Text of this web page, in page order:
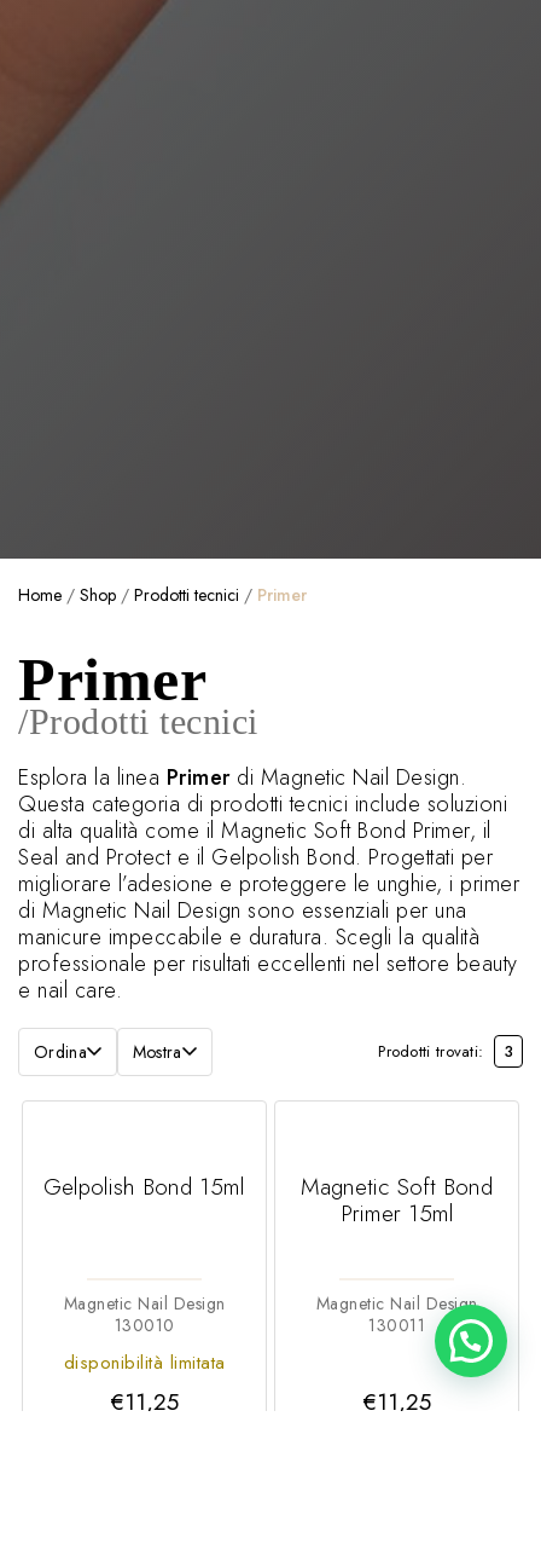
Home / Shop / Prodotti tecnici / Primer
Primer
/Prodotti tecnici
Esplora la linea Primerdi Magnetic Nail Design.
Questa categoria di prodotti tecnici include soluzioni
di alta qualità come il Magnetic Soft Bond Primer, il
Seal and Protect e il Gelpolish Bond. Progettati per
migliorare l’adesione e proteggere le unghie, i primer
di Magnetic Nail Design sono essenziali per una
manicure impeccabile e duratura. Scegli la qualità
professionale per risultati eccellenti nel settore beauty
e nail care.
Ordina Mostra Prodotti trovati: 3
Gelpolish Bond 15ml
Magnetic Nail Design
130010
disponibilità limitata
€11,25
Magnetic Soft Bond
Primer 15ml
Magnetic Nail Design
130011
€11,25